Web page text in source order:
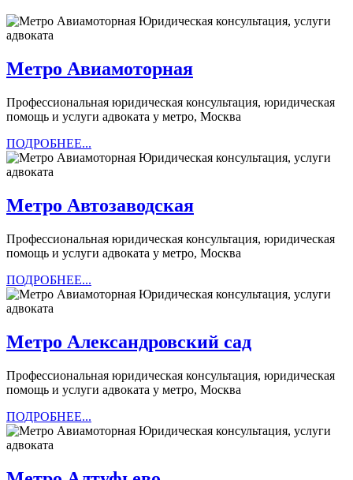
Метро АвиамоторнаяМетро
Профессиональная юридическая консультация, юридическая
помощь и услуги адвоката у метро, Москва
ПОДРОБНЕЕ...
Метро АвтозаводскаяМетро
Профессиональная юридическая консультация, юридическая
помощь и услуги адвоката у метро, Москва
ПОДРОБНЕЕ...
Метро Александровский садМетро
сад
Профессиональная юридическая консультация, юридическая
помощь и услуги адвоката у метро, Москва
ПОДРОБНЕЕ...